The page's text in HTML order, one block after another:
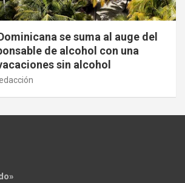
se suma al auge del
de alcohol con una
sin alcohol